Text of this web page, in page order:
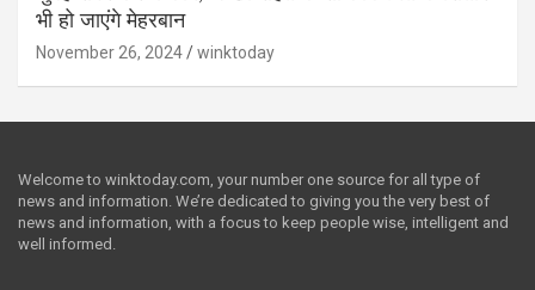
भी हो जाएंगे मेहरबान
November 26, 2024 winktoday
Welcome to winktoday.com, your number one source for all type of
news and information. We’re dedicated to giving you the very best of
news and information, with a focus to keep people wise, intelligent and
well informed.